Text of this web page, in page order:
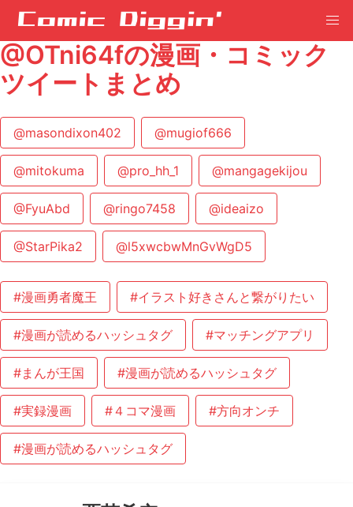
@OTni64fの漫画・コミック
ツイートまとめ
@masondixon402 @mugiof666
@mitokuma @pro_hh_1 @mangagekijou
@FyuAbd @ringo7458 @ideaizo
@StarPika2 @l5xwcbwMnGvWgD5
#漫画勇者魔王 #イラスト好きさんと繋がりたい
#漫画が読めるハッシュタグ #マッチングアプリ
#まんが王国 #漫画が読めるハッシュタグ
#実録漫画 #４コマ漫画 #方向オンチ
#漫画が読めるハッシュタグ